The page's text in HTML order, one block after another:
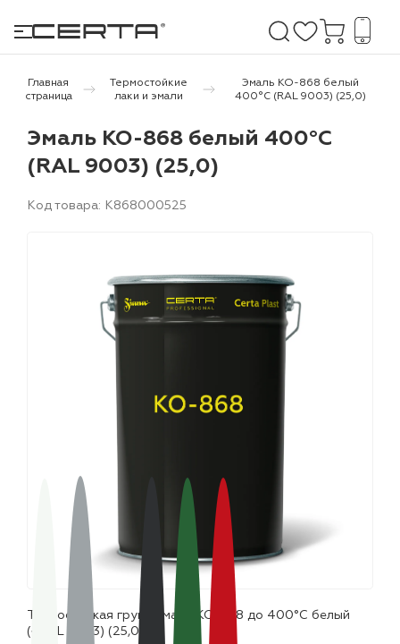
покрытия
и дачи
и эмали
Главная
страница
Термостойкие
лаки и эмали
Эмаль КО-868 белый
400°С (RAL 9003) (25,0)
Эмаль КО-868 белый 400°С
(RAL 9003) (25,0)
Код товара: K868000525
Термостойкая грунт-эмаль КО-868 до 400°С белый
(~RAL 9003) (25,0кг)